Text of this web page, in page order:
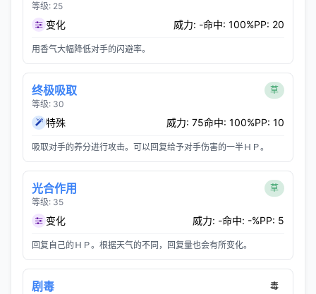
等级: 25
变化 威力: -命中: 100%PP: 20
用香气大幅降低对手的闪避率。
终极吸取
等级: 30
草
特殊 威力: 75命中: 100%PP: 10
吸取对手的养分进行攻击。可以回复给予对手伤害的一半ＨＰ。
光合作用
等级: 35
草
变化 威力: -命中: -%PP: 5
回复自己的ＨＰ。根据天气的不同，回复量也会有所变化。
剧毒 毒